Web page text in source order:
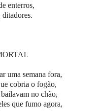
enterros,
ditadores.
uma semana fora,
cobria o fogão,
no chão,
que fumo agora,